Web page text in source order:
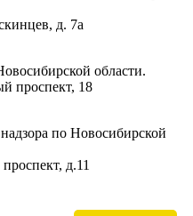
д. 7а
области.
проспект, 18
по Новосибирской
д.11